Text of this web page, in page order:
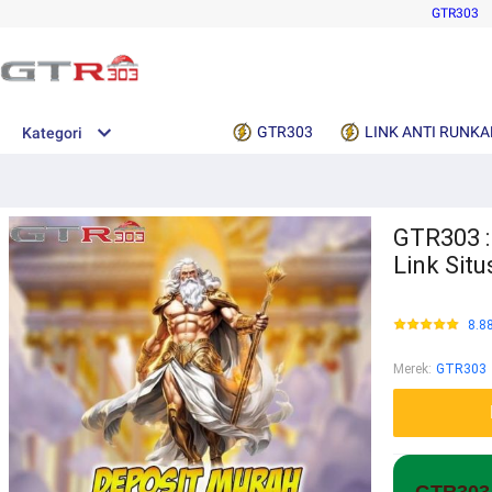
GTR303
Kategori GTR303 LINK ANTI
GTR303
Link
Merek: GTR303